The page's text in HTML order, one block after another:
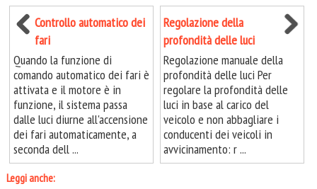
Controllo automatico dei
fari
Quando la funzione di
comando automatico dei fari è
attivata e il motore è in
funzione, il sistema passa
dalle luci diurne all'accensione
dei fari automaticamente, a
seconda dell ...
Regolazione della
profondità delle luci
Regolazione manuale della
profondità delle luci Per
regolare la profondità delle
luci in base al carico del
veicolo e non abbagliare i
conducenti dei veicoli in
avvicinamento: r ...
Leggi anche: